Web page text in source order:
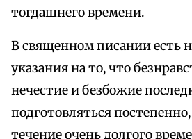
тогдашнего времени.
В священном писании есть
указания на то, что
нечестие и безбожие
подготовляться
течение очень долгого